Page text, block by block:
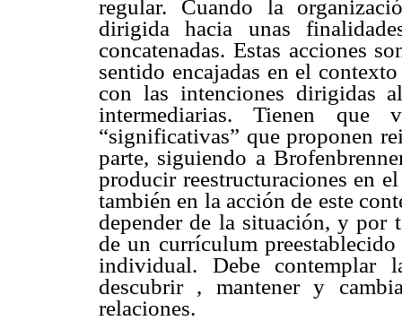
regular. Cuando la
dirigida hacia unas
concatenadas. Estas acciones
sentido encajadas en el
con las intenciones dirigidas
intermediarias. Tienen que
“significativas” que proponen
parte, siguiendo a
producir reestructuraciones en
también en la acción de este
depender de la situación, y por
de un currículum
individual. Debe contemplar
descubrir , mantener y
relaciones.